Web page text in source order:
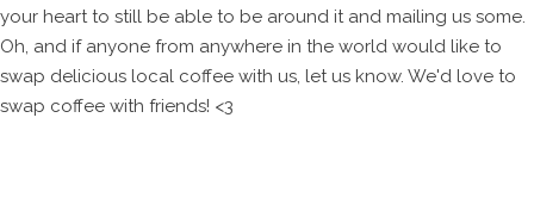
your heart to still be able to be around it and mailing us some.
Oh, and if anyone from anywhere in the world would like to
swap delicious local coffee with us, let us know. We'd love to
swap coffee with friends! <3